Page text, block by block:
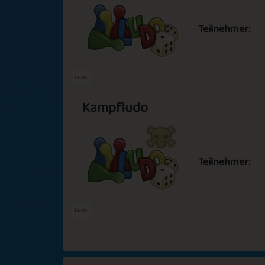
Teilnehmer:
Ludo
Kampfludo
Teilnehmer:
Ludo